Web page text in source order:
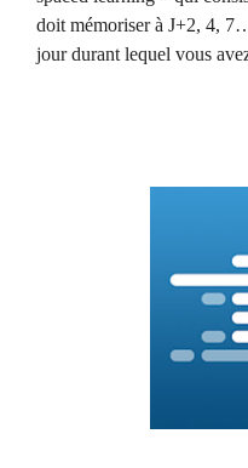
doit mémoriser à J+2, 4,
jour durant lequel vous